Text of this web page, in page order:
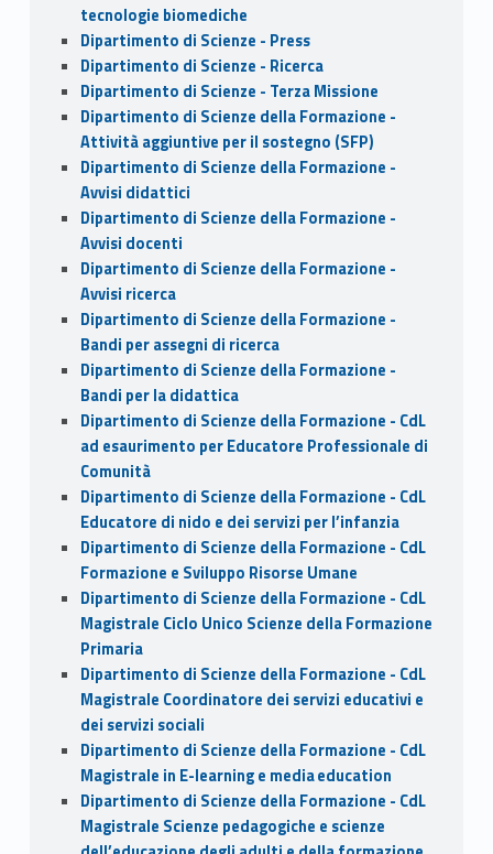
tecnologie biomediche
Dipartimento di Scienze - Press
Dipartimento di Scienze - Ricerca
Dipartimento di Scienze - Terza Missione
Dipartimento di Scienze della Formazione -
Attività aggiuntive per il sostegno (SFP)
Dipartimento di Scienze della Formazione -
Avvisi didattici
Dipartimento di Scienze della Formazione -
Avvisi docenti
Dipartimento di Scienze della Formazione -
Avvisi ricerca
Dipartimento di Scienze della Formazione -
Bandi per assegni di ricerca
Dipartimento di Scienze della Formazione -
Bandi per la didattica
Dipartimento di Scienze della Formazione - CdL
ad esaurimento per Educatore Professionale di
Comunità
Dipartimento di Scienze della Formazione - CdL
Educatore di nido e dei servizi per l’infanzia
Dipartimento di Scienze della Formazione - CdL
Formazione e Sviluppo Risorse Umane
Dipartimento di Scienze della Formazione - CdL
Magistrale Ciclo Unico Scienze della Formazione
Primaria
Dipartimento di Scienze della Formazione - CdL
Magistrale Coordinatore dei servizi educativi e
dei servizi sociali
Dipartimento di Scienze della Formazione - CdL
Magistrale in E-learning e media education
Dipartimento di Scienze della Formazione - CdL
Magistrale Scienze pedagogiche e scienze